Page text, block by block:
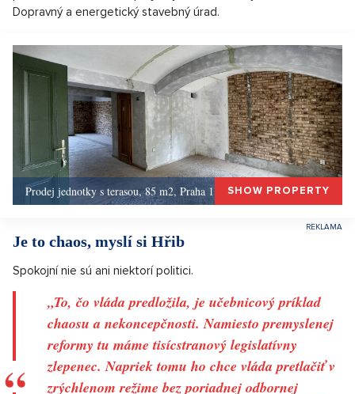
Dopravný a energetický stavebný úrad.
Prodej jednotky s terasou, 85 m2, Praha 1, Praha 1SHOW PROPERTY
Je to chaos, myslí si Hřib
Spokojní nie sú ani niektorí politici.
„To, čo vláda predložila, je učebnicový príklad
chaosu a nekoncepčnosti. Namiesto premyslenej
reformy tu máme tisícstranový legislatívny
zlepenec. Napriek tomu ho chce vláda pretlačiť v
zrýchlenom režime bez poriadnej odbornej